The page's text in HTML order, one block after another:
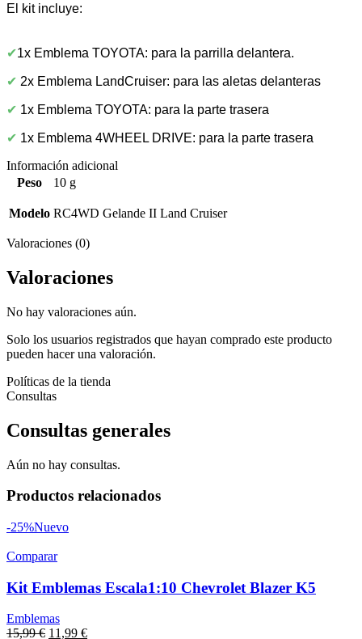
El kit incluye:
✔1x Emblema TOYOTA: para la parrilla delantera.
✔ 2x Emblema LandCruiser: para las aletas delanteras
✔ 1x Emblema TOYOTA: para la parte trasera
✔ 1x Emblema 4WHEEL DRIVE: para la parte trasera
Información adicional
Peso
10 g
Modelo RC4WD Gelande II Land Cruiser
Valoraciones (0)
Valoraciones
No hay valoraciones aún.
Solo los usuarios registrados que hayan comprado este producto
pueden hacer una valoración.
Políticas de la tienda
Consultas
Consultas generales
Aún no hay consultas.
Productos relacionados
-25%Nuevo
Comparar
Kit Emblemas Escala1:10 Chevrolet Blazer K5
Emblemas
15,99€ 11,99 €